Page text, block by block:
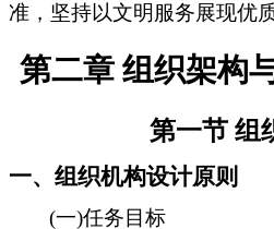
准，坚持以文明服务展现优
第二章 组织架构
第一节 组
一、组织机构设计原则
(一)任务目标